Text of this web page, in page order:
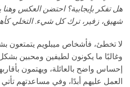
هل تفكر بإيجابية؟ احتضن العكس
شهيق، زفير، ترك كل شيء. التخلي
لا تخطئ، فأشخاص ميبلويم يتمتعون
وغالبًا ما يكونون لطيفين ومحبين
إحساس واضح بالعائلة، ويهتمون
العمل عليهم أبدًا، وفي مساعدتهم